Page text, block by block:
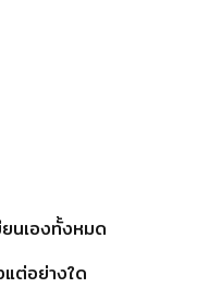
นเองทั้งหมด
ต่อย่างใด